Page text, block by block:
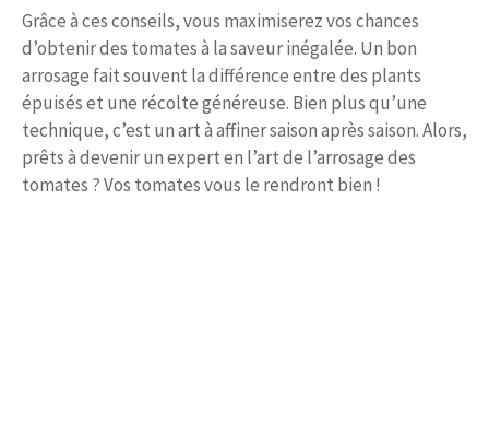
Grâce à ces conseils, vous maximiserez vos chances
d’obtenir des tomates à la saveur inégalée. Un bon
arrosage fait souvent la différence entre des plants
épuisés et une récolte généreuse. Bien plus qu’une
technique, c’est un art à affiner saison après saison. Alors,
prêts à devenir un expert en l’art de l’arrosage des
tomates ? Vos tomates vous le rendront bien !